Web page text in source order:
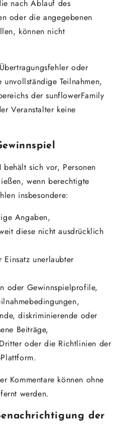
nach Ablauf des
oder die angegebenen
können nicht
oder
unvollständige Teilnahmen,
der sunflowerFamily
Veranstalter keine
sich vor, Personen
wenn berechtigte
insbesondere:
Angaben,
diese nicht ausdrücklich
unerlaubter
oder Gewinnspielprofile,
diskriminierende oder
Beiträge,
oder die Richtlinien der
Kommentare können ohne
werden.
der